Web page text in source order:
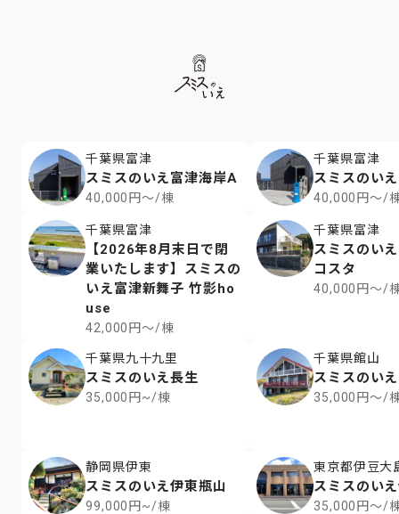
千葉県富津
スミスのいえ富津海岸A
40,000円～/棟
千葉県富津
スミスのい
40,000円～/
千葉県富津
【2026年8月末日で閉
業いたします】スミスの
いえ富津新舞子 竹影ho
use
42,000円～/棟
千葉県富津
スミスのい
コスタ
40,000円～/
千葉県九十九里
スミスのいえ長生
35,000円~/棟
千葉県館山
スミスのい
35,000円～/
静岡県伊東
スミスのいえ伊東瓶山
99,000円~/棟
東京都伊豆大
スミスのい
35,000円～/